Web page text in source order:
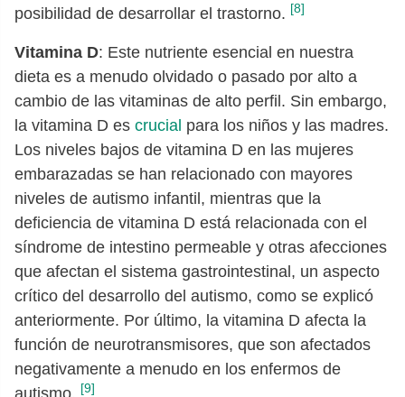
posibilidad de desarrollar el trastorno. [8]
Vitamina D: Este nutriente esencial en nuestra
dieta es a menudo olvidado o pasado por alto a
cambio de las vitaminas de alto perfil. Sin embargo,
la vitamina D es crucial para los niños y las madres.
Los niveles bajos de vitamina D en las mujeres
embarazadas se han relacionado con mayores
niveles de autismo infantil, mientras que la
deficiencia de vitamina D está relacionada con el
síndrome de intestino permeable y otras afecciones
que afectan el sistema gastrointestinal, un aspecto
crítico del desarrollo del autismo, como se explicó
anteriormente. Por último, la vitamina D afecta la
función de neurotransmisores, que son afectados
negativamente a menudo en los enfermos de
autismo. [9]